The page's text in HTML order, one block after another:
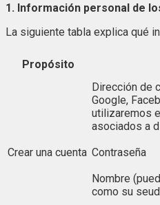
1. Información personal de
La siguiente tabla explica qué
Propósito
Crear una cuenta
Dirección de
Google,
utilizaremos
asociados a
Contraseña
Nombre
como su